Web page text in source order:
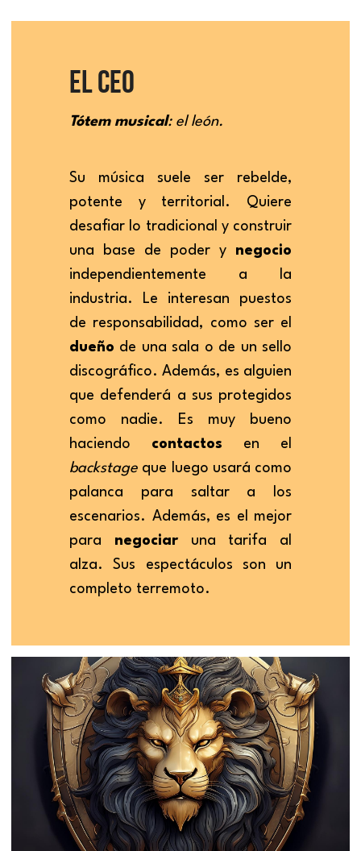
EL CEO
Tótem musical: el león.
Su música suele ser rebelde,
potente y territorial. Quiere
desafiar lo tradicional y construir
una base de poder y
independientemente a la
industria. Le interesan puestos
dueño de una sala o de un sello
discográfico. Además, es alguien
que defenderá a sus protegidos
como nadie. Es muy bueno
haciendo contactos
backstage que luego usará como
palanca para saltar a los
escenarios. Además, es el mejor
para negociar una tarifa al
alza. Sus espectáculos son un
completo terremoto.